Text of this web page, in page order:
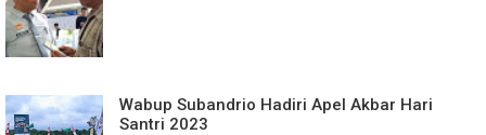
Wabup Subandrio Hadiri Apel Akbar Hari
Santri 2023